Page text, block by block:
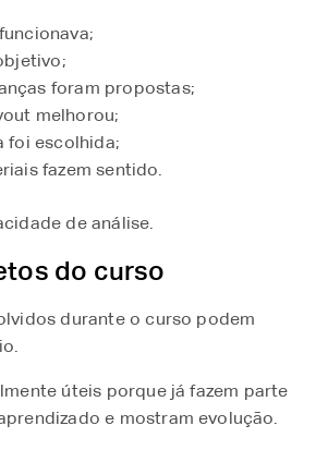
foram propostas;
melhorou;
foi escolhida;
fazem sentido.
de análise.
do curso
durante o curso podem
úteis porque já fazem parte
e mostram evolução.